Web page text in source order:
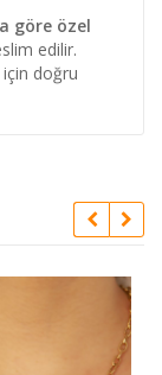
göre özel
edilir.
için doğru